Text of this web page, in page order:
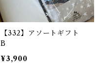
【332】アソートギフト
B
¥3,900